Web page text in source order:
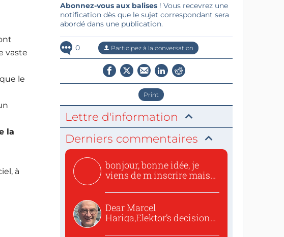
vaste
le
la
à
Abonnez-vous aux balises! Vous recevrez une
notification dès que le sujet correspondant sera
abordé dans une publication.
0 Participez à la conversation
Print
Lettre d'information
Derniers commentaires
bonjour, bonne idée, je
viens de m inscrire mais
Dear Marcel
Hariga,Elektor’s decision